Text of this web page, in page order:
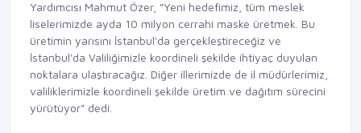
Yardımcısı Mahmut Özer, "Yeni hedefimiz, tüm meslek
liselerimizde ayda 10 milyon cerrahi maske üretmek. Bu
üretimin yarısını İstanbul'da gerçekleştireceğiz ve
İstanbul'da Valiliğimizle koordineli şekilde ihtiyaç duyulan
noktalara ulaştıracağız. Diğer illerimizde de il müdürlerimiz,
valiliklerimizle koordineli şekilde üretim ve dağıtım sürecini
yürütüyor" dedi.